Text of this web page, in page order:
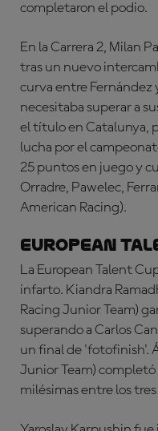
completaron el podio.
En la Carrera 2, Milan
tras un nuevo
curva entre Fernández
necesitaba superar a
el título en Catalunya,
lucha por el
25 puntos en juego y
Orradre, Pawelec,
American Racing).
European
La European Talent
infarto. Kiandra
Racing Junior Team)
superando a Carlos
un final de 'fotofinish'.
Junior Team) completó
milésimas entre los